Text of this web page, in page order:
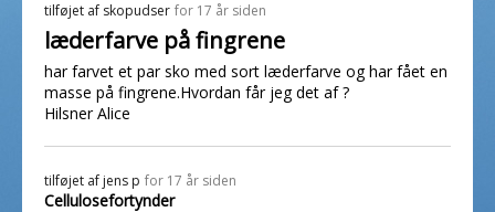
tilføjet af skopudser for 17 år siden
læderfarve på fingrene
har farvet et par sko med sort læderfarve og har fået en
masse på fingrene.Hvordan får jeg det af ?
Hilsner Alice
tilføjet af jens p for 17 år siden
Cellulosefortynder